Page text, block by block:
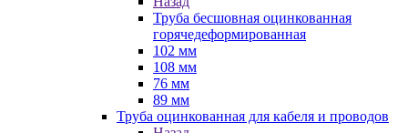
Труба бесшовная оцинкованная
горячедеформированная
102 мм
108 мм
76 мм
89 мм
Труба оцинкованная для кабеля и проводов